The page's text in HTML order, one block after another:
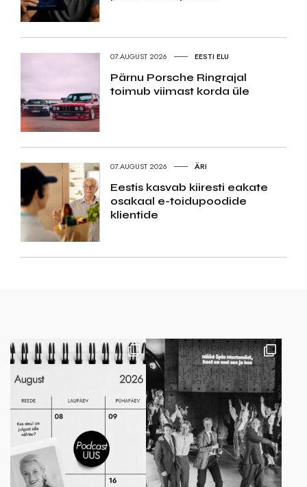
07.AUGUST 2026 EESTI ELU
Pärnu Porsche Ringrajal
toimub viimast korda üle
07.AUGUST 2026 ÄRI
Eestis kasvab kiiresti eakate
osakaal e-toidupoodide
klientide